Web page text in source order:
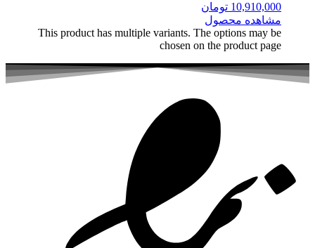
10,910,000 تومان
مشاهده محصول
This product has multiple variants. The options may be
chosen on the product page